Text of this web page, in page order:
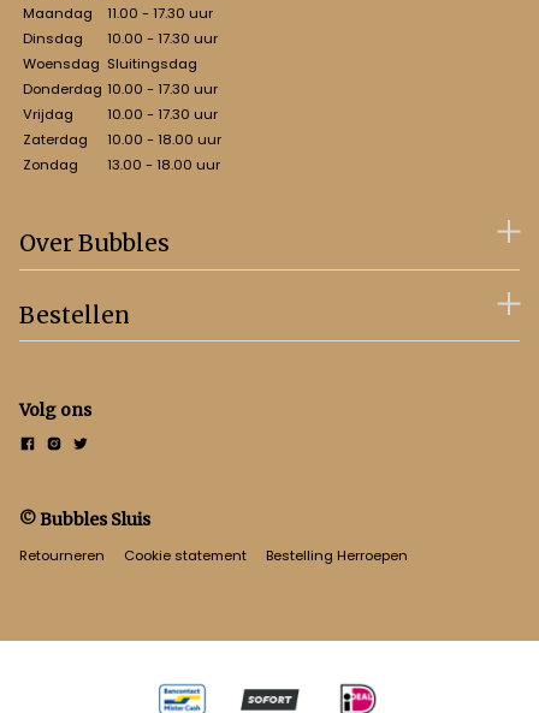
Maandag
11.00 - 17.30 uur
Dinsdag
10.00 - 17.30 uur
Woensdag Sluitingsdag
Donderdag 10.00 - 17.30 uur
Vrijdag
10.00 - 17.30 uur
Zaterdag
10.00 - 18.00 uur
Zondag
13.00 - 18.00 uur
Over Bubbles
Bestellen
Volg ons
© Bubbles Sluis
Retourneren Cookie statement Bestelling Herroepen